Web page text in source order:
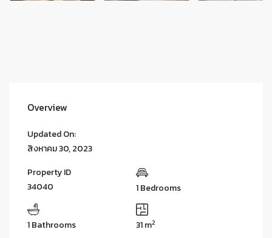
Overview
Updated On:
สิงหาคม 30, 2023
Property ID
34040
1 Bedrooms
1 Bathrooms 31 m2